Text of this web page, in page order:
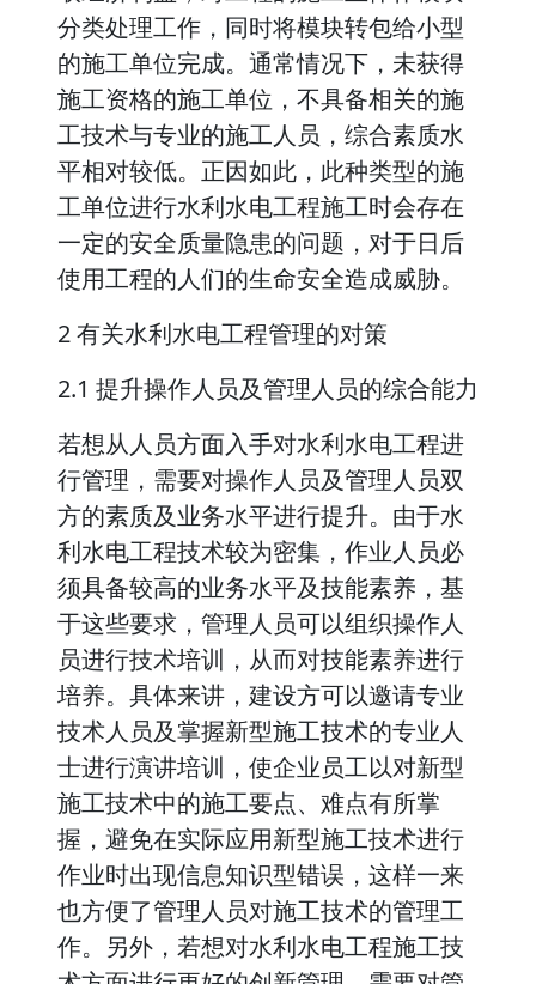
分类处理工作，同时将模块转包给小型
的施工单位完成。通常情况下，未获得
施工资格的施工单位，不具备相关的施
工技术与专业的施工人员，综合素质水
平相对较低。正因如此，此种类型的施
工单位进行水利水电工程施工时会存在
一定的安全质量隐患的问题，对于日后
使用工程的人们的生命安全造成威胁。
2 有关水利水电工程管理的对策
2.1 提升操作人员及管理人员的综合能力
若想从人员方面入手对水利水电工程进
行管理，需要对操作人员及管理人员双
方的素质及业务水平进行提升。由于水
利水电工程技术较为密集，作业人员必
须具备较高的业务水平及技能素养，基
于这些要求，管理人员可以组织操作人
员进行技术培训，从而对技能素养进行
培养。具体来讲，建设方可以邀请专业
技术人员及掌握新型施工技术的专业人
士进行演讲培训，使企业员工以对新型
施工技术中的施工要点、难点有所掌
握，避免在实际应用新型施工技术进行
作业时出现信息知识型错误，这样一来
也方便了管理人员对施工技术的管理工
作。另外，若想对水利水电工程施工技